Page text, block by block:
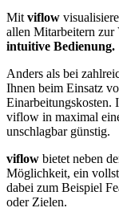
Mit viflow
allen Mitarbeitern zur
intuitive Bedienung.
Anders als bei
Ihnen beim Einsatz
Einarbeitungskosten.
viflow in maximal
unschlagbar günstig.
viflow bietet neben
Möglichkeit, ein
dabei zum Beispiel
oder Zielen.